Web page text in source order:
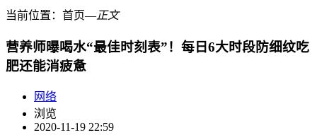
当前位置： 首页―正文
营养师曝喝水“最佳时刻表”！每日6大时段防细纹吃
肥还能消疲惫
网络
浏览
2020-11-19 22:59